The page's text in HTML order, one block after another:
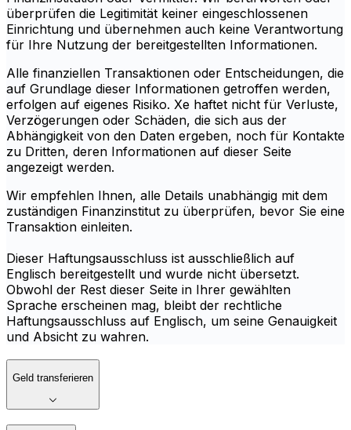
überprüfen die Legitimität keiner eingeschlossenen
Einrichtung und übernehmen auch keine Verantwortung
für Ihre Nutzung der bereitgestellten Informationen.
Alle finanziellen Transaktionen oder Entscheidungen, die
auf Grundlage dieser Informationen getroffen werden,
erfolgen auf eigenes Risiko. Xe haftet nicht für Verluste,
Verzögerungen oder Schäden, die sich aus der
Abhängigkeit von den Daten ergeben, noch für Kontakte
zu Dritten, deren Informationen auf dieser Seite
angezeigt werden.
Wir empfehlen Ihnen, alle Details unabhängig mit dem
zuständigen Finanzinstitut zu überprüfen, bevor Sie eine
Transaktion einleiten.
Dieser Haftungsausschluss ist ausschließlich auf
Englisch bereitgestellt und wurde nicht übersetzt.
Obwohl der Rest dieser Seite in Ihrer gewählten
Sprache erscheinen mag, bleibt der rechtliche
Haftungsausschluss auf Englisch, um seine Genauigkeit
und Absicht zu wahren.
Geld transferieren